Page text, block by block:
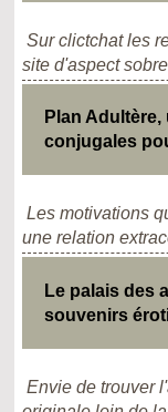
Sur clictchat les
site d'aspect
Plan
conjugales
Les motivations
une relation
Le palais des
souvenirs
Envie de trouver